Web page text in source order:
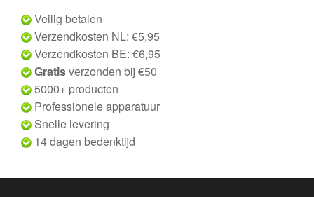
Veilig betalen
Verzendkosten NL: €5,95
Verzendkosten BE: €6,95
Gratisverzonden bij €50
5000+ producten
Professionele apparatuur
Snelle levering
14 dagen bedenktijd